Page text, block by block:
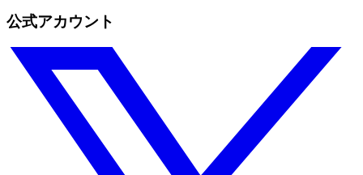
公式アカウント